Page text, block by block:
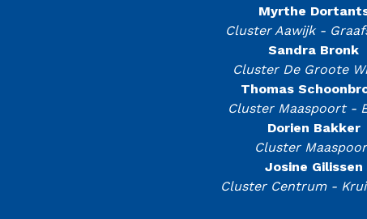
Myrthe
Cluster Aawijk -
Sandra Bronk
Cluster De Groote
Thomas
Cluster Maaspoort -
Dorien Bakker
Cluster
Josine Gilissen
Cluster Centrum -